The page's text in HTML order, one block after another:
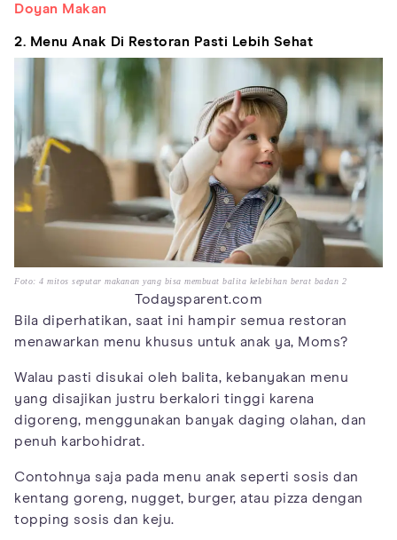
Doyan Makan
2. Menu Anak Di Restoran Pasti Lebih Sehat
Foto: 4 mitos seputar makanan yang bisa membuat balita kelebihan berat badan 2
Todaysparent.com
Bila diperhatikan, saat ini hampir semua restoran
menawarkan menu khusus untuk anak ya, Moms?
Walau pasti disukai oleh balita, kebanyakan menu
yang disajikan justru berkalori tinggi karena
digoreng, menggunakan banyak daging olahan, dan
penuh karbohidrat.
Contohnya saja pada menu anak seperti sosis dan
kentang goreng, nugget, burger, atau pizza dengan
topping sosis dan keju.